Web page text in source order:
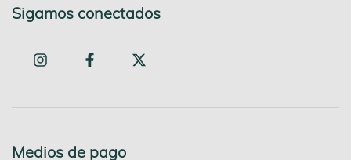
Sigamos conectados
Medios de pago